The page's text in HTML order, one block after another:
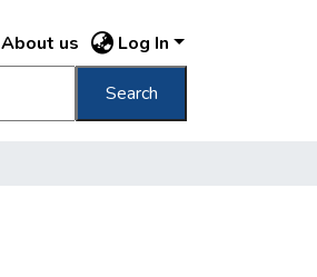
About us Log In
Search